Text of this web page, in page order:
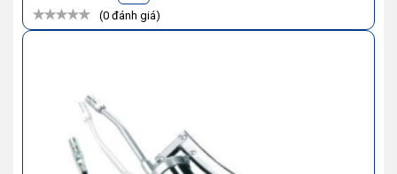
(0 đánh giá)